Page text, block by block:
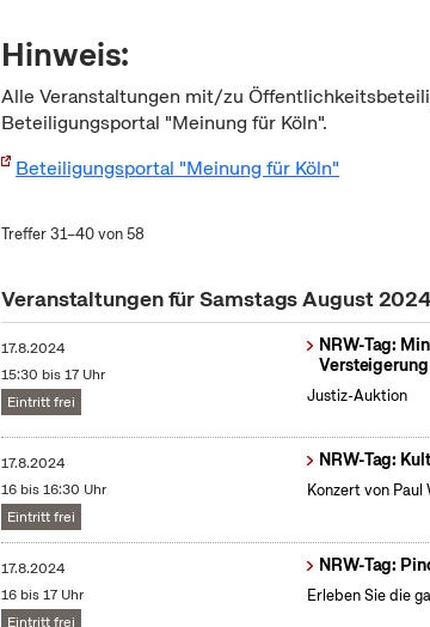
Hinweis:
Alle Veranstaltungen mit/zu
Beteiligungsportal "Meinung für Köln".
Beteiligungsportal "Meinung für Köln"
Treffer 31–40 von 58
Veranstaltungen für Samstags August 2024
17.8.2024
15:30 bis 17 Uhr
Eintritt frei
NRW-Tag:
Justiz-Auktion
17.8.2024
16 bis 16:30 Uhr
Eintritt frei
NRW-Tag:
Konzert von Paul
17.8.2024
16 bis 17 Uhr
Eintritt frei
NRW-Tag:
Erleben Sie die